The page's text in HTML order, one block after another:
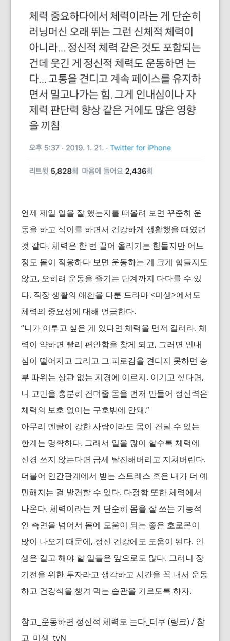
언제 제일 일을 잘 했는지를 떠올려 보면 꾸준히 운
동을 하고 식이를 하면서 건강하게 생활했을 때였던
것 같다. 체력은 한 번 끌어 올리기는 힘들지만 어느
정도 몸이 적응하다 보면 운동하는 게 크게 힘들지도
않고, 오히려 운동을 즐기는 단계까지 다다를 수 있
다. 직장 생활의 애환을 다룬 드라마 <미생>에서도
체력의 중요성에 대해 언급한다.
“니가 이루고 싶은 게 있다면 체력을 먼저 길러라. 체
력이 약하면 빨리 편안함을 찾게 되고, 그러면 인내
심이 떨어지고 그리고 그 피로감을 견디지 못하면 승
부 따위는 상관 없는 지경에 이르지. 이기고 싶다면,
니 고민을 충분히 견뎌줄 몸을 먼저 만들어 정신력은
체력의 보호 없이는 구호밖에 안돼.”
아무리 멘탈이 강한 사람이라도 몸이 견딜 수 있는
한계는 명확하다. 그래서 일을 많이 할수록 체력에
신경 쓰지 않는다면 금세 탈진해버리고 지쳐버린다.
더불어 인간관계에서 받는 스트레스 혹은 내가 더 예
민해지는 걸 발견할 수 있다. 다정함 또한 체력에서
나온다. 체력이라는 게 단순히 몸을 잘 쓰는 기능적
인 측면을 넘어서 몸에 도움이 되는 좋은 호로몬이
많이 나오기 때문에, 정신 건강에도 도움이 된다. 인
생은 길고 해야 할 일들은 앞으로도 많다. 그러니 장
기전을 위한 투자라고 생각하고 시간을 꼭 내서 운동
하고 건강식을 챙겨 먹는 습관을 기르도록 하자.
참고_운동하면 정신적 체력도 는다_더쿠 (링크) / 참
고_미생_tvN